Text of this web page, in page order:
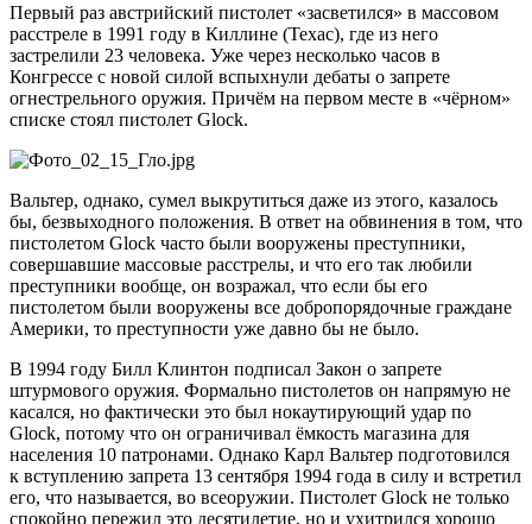
Первый раз австрийский пистолет «засветился» в массовом
расстреле в 1991 году в Киллине (Техас), где из него
застрелили 23 человека. Уже через несколько часов в
Конгрессе с новой силой вспыхнули дебаты о запрете
огнестрельного оружия. Причём на первом месте в «чёрном»
списке стоял пистолет Glock.
Вальтер, однако, сумел выкрутиться даже из этого, казалось
бы, безвыходного положения. В ответ на обвинения в том, что
пистолетом Glock часто были вооружены преступники,
совершавшие массовые расстрелы, и что его так любили
преступники вообще, он возражал, что если бы его
пистолетом были вооружены все добропорядочные граждане
Америки, то преступности уже давно бы не было.
В 1994 году Билл Клинтон подписал Закон о запрете
штурмового оружия. Формально пистолетов он напрямую не
касался, но фактически это был нокаутирующий удар по
Glock, потому что он ограничивал ёмкость магазина для
населения 10 патронами. Однако Карл Вальтер подготовился
к вступлению запрета 13 сентября 1994 года в силу и встретил
его, что называется, во всеоружии. Пистолет Glock не только
спокойно пережил это десятилетие, но и ухитрился хорошо